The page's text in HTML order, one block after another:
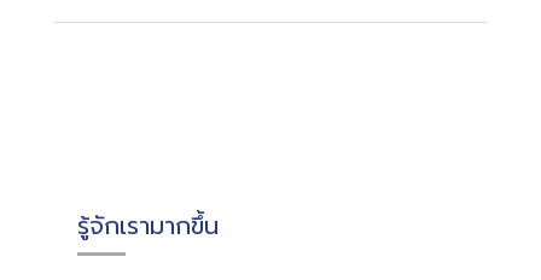
รู้จักเรามากขึ้น